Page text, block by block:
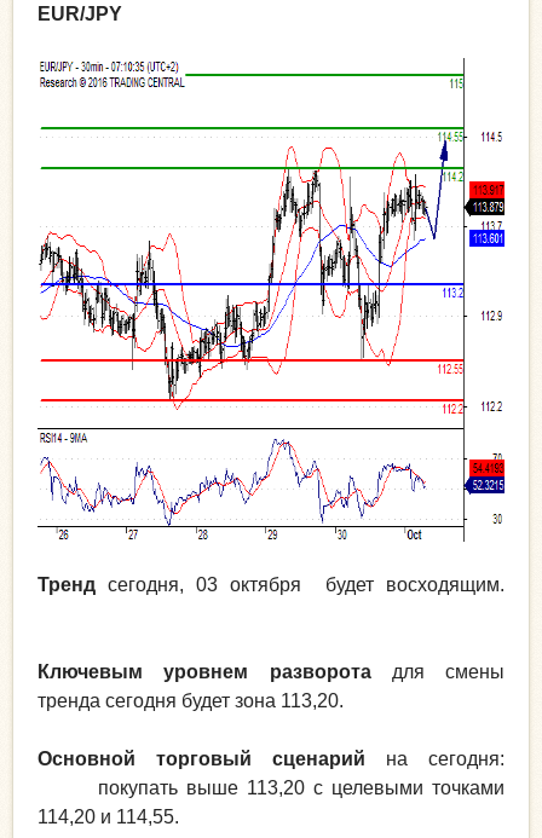
EUR/JPY
Тренд сегодня, 03 октября будет восходящим.
Ключевым уровнем разворотадля смены
тренда сегодня будет зона 113,20.
Основной торговый сценарий на сегодня:
покупать выше 113,20 с целевыми точками
114,20 и 114,55.